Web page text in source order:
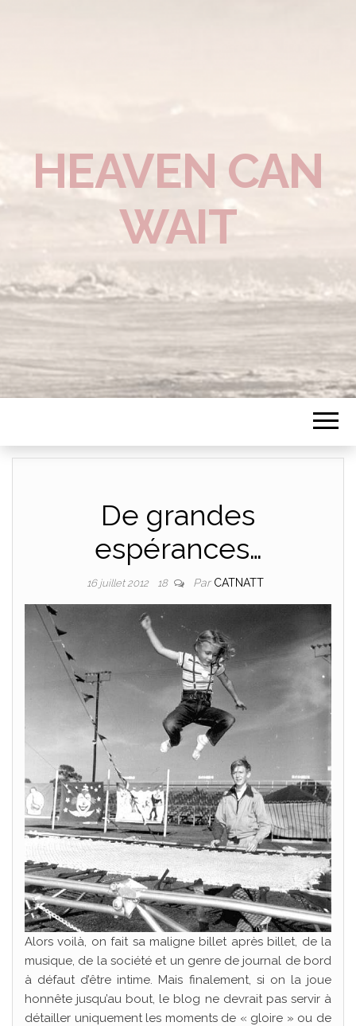
HEAVEN CAN
WAIT
De grandes
espérances…
16 juillet 2012 18 Par CATNATT
Alors voilà, on fait sa maligne billet après billet, de la
musique, de la société et un genre de journal de bord
à défaut d’être intime. Mais finalement, si on la joue
honnête jusqu’au bout, le blog ne devrait pas servir à
détailler uniquement les moments de « gloire » ou de